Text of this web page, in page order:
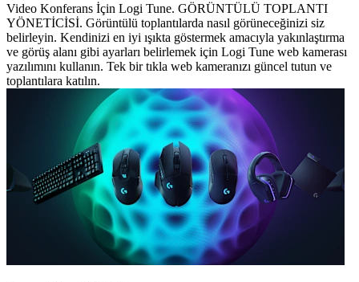
Video Konferans İçin Logi Tune. GÖRÜNTÜLÜ TOPLANTI
YÖNETİCİSİ. Görüntülü toplantılarda nasıl görüneceğinizi siz
belirleyin. Kendinizi en iyi ışıkta göstermek amacıyla yakınlaştırma
ve görüş alanı gibi ayarları belirlemek için Logi Tune web kamerası
yazılımını kullanın. Tek bir tıkla web kameranızı güncel tutun ve
toplantılara katılın.